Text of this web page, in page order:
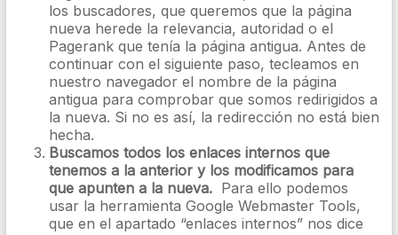
los buscadores, que queremos que la página
nueva herede la relevancia, autoridad o el
Pagerank que tenía la página antigua. Antes de
continuar con el siguiente paso, tecleamos en
nuestro navegador el nombre de la página
antigua para comprobar que somos redirigidos a
la nueva. Si no es así, la redirección no está bien
hecha.
Buscamos todos los enlaces internos que
tenemos a la anterior y los modificamos para
que apunten a la nueva. Para ello podemos
usar la herramienta Google Webmaster Tools,
que en el apartado “enlaces internos” nos dice